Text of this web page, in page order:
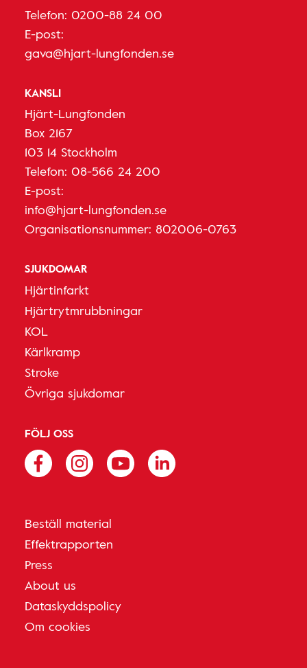
Telefon: 0200-88 24 00
E-post:
gava@hjart-lungfonden.se
KANSLI
Hjärt-Lungfonden
Box 2167
103 14 Stockholm
Telefon: 08-566 24 200
E-post:
info@hjart-lungfonden.se
Organisationsnummer: 802006-0763
SJUKDOMAR
Hjärtinfarkt
Hjärtrytmrubbningar
KOL
Kärlkramp
Stroke
Övriga sjukdomar
FÖLJ OSS
Beställ material
Effektrapporten
Press
About us
Dataskyddspolicy
Om cookies